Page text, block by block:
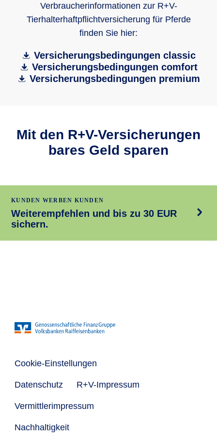
Verbraucherinformationen zur R+V-
Tierhalterhaftpflichtversicherung für Pferde
finden Sie hier:
Versicherungsbedingungen classic
Versicherungsbedingungen comfort
Versicherungsbedingungen premium
Mit den R+V-Versicherungen
bares Geld sparen
KUNDEN WERBEN KUNDEN
Weiterempfehlen und bis zu 30 EUR
sichern.
Cookie-Einstellungen
Datenschutz R+V-Impressum
Vermittlerimpressum
Nachhaltigkeit